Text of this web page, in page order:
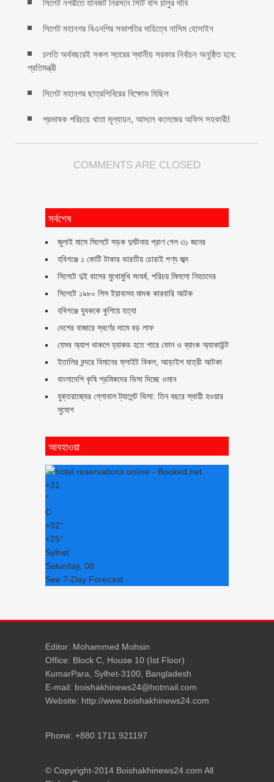
সিলেট নগরীতে যানজট নিরসনে সিটি বাস চালুর দাবি
সিলেট মহানগর বিএনপির সভাপতির দায়িত্বে নাসিম হোসাইন
চলতি অর্থবছরেই সকল স্তরের স্থানীয় সরকার নির্বাচন অনুষ্ঠিত হবে:
প্রতিমন্ত্রী
সিলেট মহানগর ছাত্রশিবিরের বিক্ষোভ মিছিল
প্রভাষক পরিচয়ে খাতা মূল্যায়ন, আসলে কলেজের অফিস সহকারী!
COMMENTS ARE CLOSED
সর্বশেষ
জুলাই মাসে সিলেটে সড়ক দুর্ঘটনায় প্রাণ গেল ৩১ জনের
হবিগঞ্জে ১ কোটি টাকার ভারতীয় চোরাই পণ্য জব্দ
সিলেটে দুই বাসের মুখোমুখি সংঘর্ষ, পরিচয় মিললো নিহতদের
সিলেটে ১৯৮০ পিস ইয়াবাসহ মাদক কারবারি আটক
হবিগঞ্জে যুবককে কুপিয়ে হত্যা
দেশের বাজারে স্বর্ণের দামে বড় লাফ
যেসব অ্যাপ থাকলে হ্যাকড হতে পারে ফোন ও ব্যাংক অ্যাকাউন্ট
ইতালির বন্দরে বিমানের ফ্লাইট বিকল, আড়াইশ যাত্রী আটকা
বাংলাদেশি কৃষি শ্রমিকদের ভিসা দিচ্ছে ওমান
যুক্তরাজ্যের গ্লোবাল ট্যালেন্ট ভিসা: তিন বছরে স্থায়ী হওয়ার
সুযোগ
আবহাওয়া
+31
°
C
+32°
+25°
Sylhet
Saturday, 08
See 7-Day Forecast
Editor: Mohammed Mohsin
Office: Block C, House 10 (Ist Floor)
KumarPara, Sylhet-3100, Bangladesh
E-mail: boishakhinews24@hotmail.com
Website: http://www.boishakhinews24.com
Phone: +880 1711 921197
© Copyright-2014 Boishakhinews24.com All